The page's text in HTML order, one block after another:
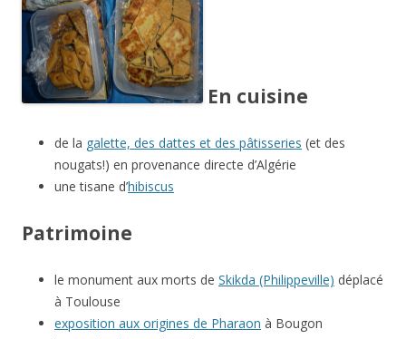
En cuisine
de la galette, des dattes et des pâtisseries (et des
nougats!) en provenance directe d’Algérie
une tisane d’hibiscus
Patrimoine
le monument aux morts de Skikda (Philippeville) déplacé
à Toulouse
exposition aux origines de Pharaon à Bougon